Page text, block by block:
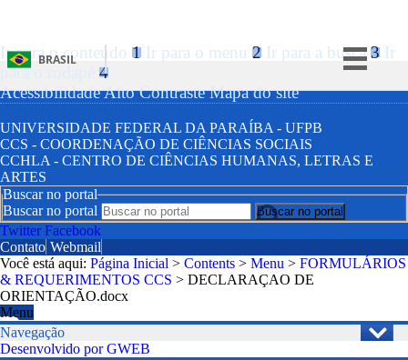
Ir para o conteúdo 1 Ir para o menu 2 Ir para a busca3 Ir
para o rodapé 4
AcessibilidadeAlto Contraste Mapa do site
BRASIL
Simplifique!
Comunica BR
Participe
Legislação
UNIVERSIDADE FEDERAL DA PARAÍBA - UFPB
CCS - COORDENAÇÃO DE CIÊNCIAS SOCIAIS
CCHLA - CENTRO DE CIÊNCIAS HUMANAS, LETRAS E
ARTES
Buscar no portal
Buscar no portal
Twitter Facebook
Contato Webmail
Você está aqui: Página Inicial > Contents > Menu > FORMULÁRIOS
& REQUERIMENTOS CCS > DECLARAÇAO DE
ORIENTAÇÃO.docx
Menu
Navegação
Desenvolvido por GWEB